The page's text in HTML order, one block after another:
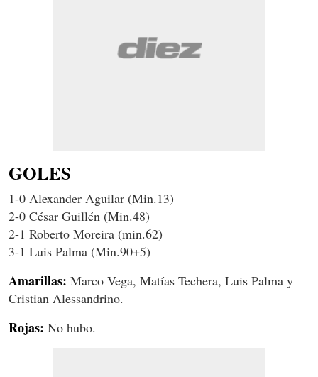
GOLES
1-0 Alexander Aguilar (Min.13)
2-0 César Guillén (Min.48)
2-1 Roberto Moreira (min.62)
3-1 Luis Palma (Min.90+5)
Amarillas: Marco Vega, Matías Techera, Luis Palma y
Cristian Alessandrino.
Rojas: No hubo.